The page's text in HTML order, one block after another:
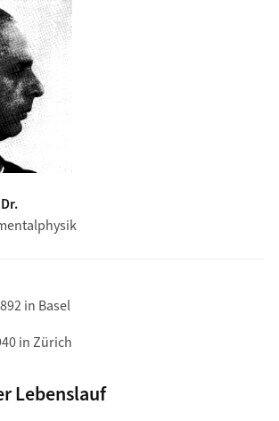
in Basel
in Zürich
Lebenslauf